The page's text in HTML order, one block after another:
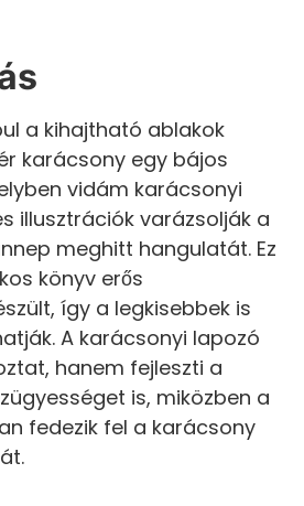
a kihajtható ablakok
karácsony egy bájos
vidám karácsonyi
illusztrációk varázsolják a
meghitt hangulatát. Ez
könyv erős
így a legkisebbek is
A karácsonyi lapozó
hanem fejleszti a
is, miközben a
fedezik fel a karácsony